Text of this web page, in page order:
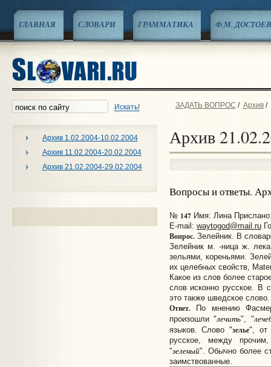
ГЛАВНАЯ СЛОВАРИ ГРАММАТИКА Ф.М.
Искать!
Архив 1.02.2004-10.02.2004
Архив 11.02.2004-20.02.2004
Архив 21.02.2004-29.02.2004
ЗАДАТЬ ВОПРОС / Архив/
Архив
Вопросы и ответы.
№ 147Имя: Лина
E-mail: waytogod@mail.ru
Вопрос.Зелейник. В
Зелейник м. -ница ж.
зельями, кореньями.
их целебных свойств,
Какое из слов более
слов исконно русское. В
это также шведское слово.
Ответ.По мнению
произошли "лечить", "
языков. Слово "зелье", от
русское, между
"зеленый". Обычно более
заимствованные.